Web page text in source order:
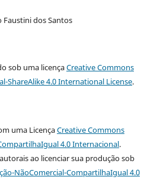
dos Santos
sob uma licençaCreative Commons
ShareAlike 4.0 International License.
uma LicençaCreative Commons
4.0 Internacional.
ao licenciar sua produção sob
NãoComercial-CompartilhaIgual 4.0